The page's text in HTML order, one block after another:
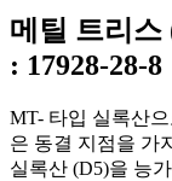
메틸 트리스
: 17928-28-8
MT- 타입 실록산
은 동결 지점을 가
실록산 (D5)을 능